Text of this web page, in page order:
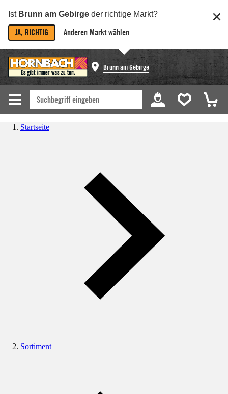
Ist Brunn am Gebirge der richtige Markt?
JA, RICHTIG Anderen Markt wählen
Brunn am Gebirge
Startseite
Sortiment